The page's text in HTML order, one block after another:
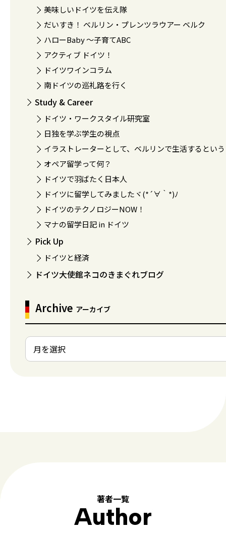
美味しいドイツを伝え隊
だいすき！ ベルリン・プレンツラウアー ベルク
ハローBaby 〜子育てABC
アクティブ ドイツ！
ドイツワインコラム
南ドイツの巡礼路を行く
Study & Career
ドイツ・ワークスタイル研究室
日独を学ぶ学生の視点
イラストレーターとして、ベルリンで生活するとい
オペア留学って何？
ドイツで羽ばたく日本人
ドイツに留学してみましたヾ(*´∀｀*)ﾉ
ドイツのテクノロジーNOW！
マナの留学日記 in ドイツ
Pick Up
ドイツと経済
ドイツ大使館ネコのきまぐれブログ
Archive アーカイブ
著者一覧
Author